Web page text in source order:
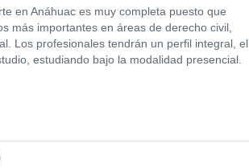
en Anáhuac es muy completa puesto que
más importantes en áreas de derecho civil,
Los profesionales tendrán un perfil integral, el
estudiando bajo la modalidad presencial.